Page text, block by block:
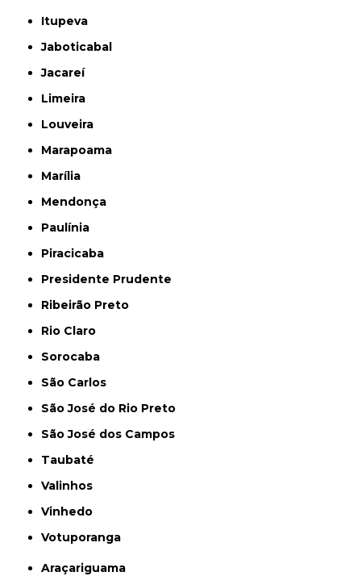
Itupeva
Jaboticabal
Jacareí
Limeira
Louveira
Marapoama
Marília
Mendonça
Paulínia
Piracicaba
Presidente Prudente
Ribeirão Preto
Rio Claro
Sorocaba
São Carlos
São José do Rio Preto
São José dos Campos
Taubaté
Valinhos
Vinhedo
Votuporanga
Araçariguama